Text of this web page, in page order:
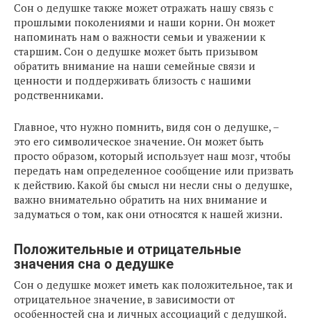
Сон о дедушке также может отражать нашу связь с
прошлыми поколениями и наши корни. Он может
напоминать нам о важности семьи и уважении к
старшим. Сон о дедушке может быть призывом
обратить внимание на наши семейные связи и
ценности и поддерживать близость с нашими
родственниками.
Главное, что нужно помнить, видя сон о дедушке, –
это его символическое значение. Он может быть
просто образом, который использует наш мозг, чтобы
передать нам определенное сообщение или призвать
к действию. Какой бы смысл ни несли сны о дедушке,
важно внимательно обратить на них внимание и
задуматься о том, как они относятся к нашей жизни.
Положительные и отрицательные
значения сна о дедушке
Сон о дедушке может иметь как положительное, так и
отрицательное значение, в зависимости от
особенностей сна и личных ассоциаций с дедушкой.